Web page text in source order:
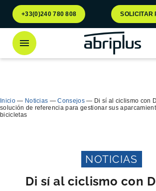
Ir al
menú
Ir al
contenido
+33(0)240 780 808 SOLICITAR
Inicio— Noticias —Consejos— Di sí al ciclismo con
solución de referencia para gestionar sus
bicicletas
NOTICIAS
Di sí al ciclismo con